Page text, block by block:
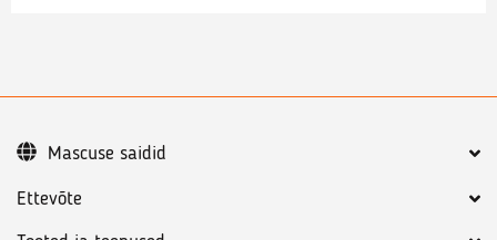
Ettevõte
Mascuse saidid